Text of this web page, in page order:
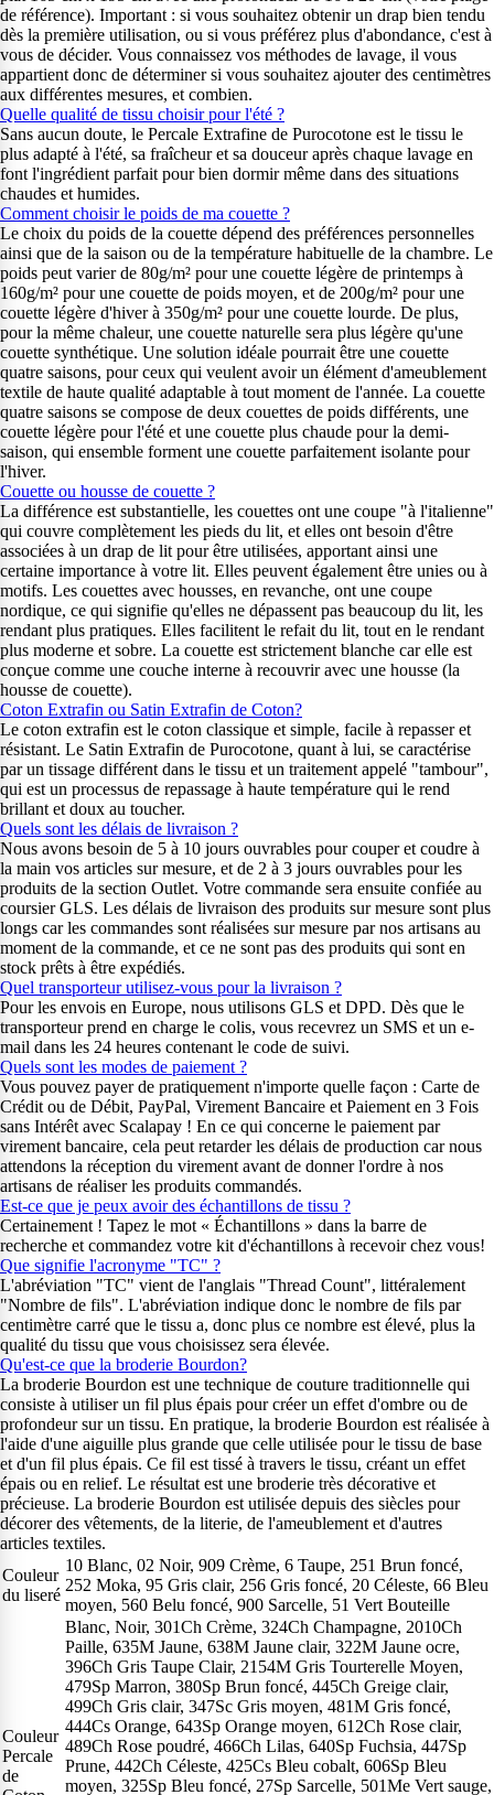
de référence). Important : si vous souhaitez obtenir un drap bien tendu
dès la première utilisation, ou si vous préférez plus d'abondance, c'est à
vous de décider. Vous connaissez vos méthodes de lavage, il vous
appartient donc de déterminer si vous souhaitez ajouter des centimètres
aux différentes mesures, et combien.
Quelle qualité de tissu choisir pour l'été ?
Sans aucun doute, le Percale Extrafine de Purocotone est le tissu le
plus adapté à l'été, sa fraîcheur et sa douceur après chaque lavage en
font l'ingrédient parfait pour bien dormir même dans des situations
chaudes et humides.
Comment choisir le poids de ma couette ?
Le choix du poids de la couette dépend des préférences personnelles
ainsi que de la saison ou de la température habituelle de la chambre. Le
poids peut varier de 80g/m² pour une couette légère de printemps à
160g/m² pour une couette de poids moyen, et de 200g/m² pour une
couette légère d'hiver à 350g/m² pour une couette lourde. De plus,
pour la même chaleur, une couette naturelle sera plus légère qu'une
couette synthétique. Une solution idéale pourrait être une couette
quatre saisons, pour ceux qui veulent avoir un élément d'ameublement
textile de haute qualité adaptable à tout moment de l'année. La couette
quatre saisons se compose de deux couettes de poids différents, une
couette légère pour l'été et une couette plus chaude pour la demi-
saison, qui ensemble forment une couette parfaitement isolante pour
l'hiver.
Couette ou housse de couette ?
La différence est substantielle, les couettes ont une coupe "à l'italienne"
qui couvre complètement les pieds du lit, et elles ont besoin d'être
associées à un drap de lit pour être utilisées, apportant ainsi une
certaine importance à votre lit. Elles peuvent également être unies ou à
motifs. Les couettes avec housses, en revanche, ont une coupe
nordique, ce qui signifie qu'elles ne dépassent pas beaucoup du lit, les
rendant plus pratiques. Elles facilitent le refait du lit, tout en le rendant
plus moderne et sobre. La couette est strictement blanche car elle est
conçue comme une couche interne à recouvrir avec une housse (la
housse de couette).
Coton Extrafin ou Satin Extrafin de Coton?
Le coton extrafin est le coton classique et simple, facile à repasser et
résistant. Le Satin Extrafin de Purocotone, quant à lui, se caractérise
par un tissage différent dans le tissu et un traitement appelé "tambour",
qui est un processus de repassage à haute température qui le rend
brillant et doux au toucher.
Quels sont les délais de livraison ?
Nous avons besoin de 5 à 10 jours ouvrables pour couper et coudre à
la main vos articles sur mesure, et de 2 à 3 jours ouvrables pour les
produits de la section Outlet. Votre commande sera ensuite confiée au
coursier GLS. Les délais de livraison des produits sur mesure sont plus
longs car les commandes sont réalisées sur mesure par nos artisans au
moment de la commande, et ce ne sont pas des produits qui sont en
stock prêts à être expédiés.
Quel transporteur utilisez-vous pour la livraison ?
Pour les envois en Europe, nous utilisons GLS et DPD. Dès que le
transporteur prend en charge le colis, vous recevrez un SMS et un e-
mail dans les 24 heures contenant le code de suivi.
Quels sont les modes de paiement ?
Vous pouvez payer de pratiquement n'importe quelle façon : Carte de
Crédit ou de Débit, PayPal, Virement Bancaire et Paiement en 3 Fois
sans Intérêt avec Scalapay ! En ce qui concerne le paiement par
virement bancaire, cela peut retarder les délais de production car nous
attendons la réception du virement avant de donner l'ordre à nos
artisans de réaliser les produits commandés.
Est-ce que je peux avoir des échantillons de tissu ?
Certainement ! Tapez le mot « Échantillons » dans la barre de
recherche et commandez votre kit d'échantillons à recevoir chez vous!
Que signifie l'acronyme "TC" ?
L'abréviation "TC" vient de l'anglais "Thread Count", littéralement
"Nombre de fils". L'abréviation indique donc le nombre de fils par
centimètre carré que le tissu a, donc plus ce nombre est élevé, plus la
qualité du tissu que vous choisissez sera élevée.
Qu'est-ce que la broderie Bourdon?
La broderie Bourdon est une technique de couture traditionnelle qui
consiste à utiliser un fil plus épais pour créer un effet d'ombre ou de
profondeur sur un tissu. En pratique, la broderie Bourdon est réalisée à
l'aide d'une aiguille plus grande que celle utilisée pour le tissu de base
et d'un fil plus épais. Ce fil est tissé à travers le tissu, créant un effet
épais ou en relief. Le résultat est une broderie très décorative et
précieuse. La broderie Bourdon est utilisée depuis des siècles pour
décorer des vêtements, de la literie, de l'ameublement et d'autres
articles textiles.
Couleur
du liseré
10 Blanc, 02 Noir, 909 Crème, 6 Taupe, 251 Brun foncé,
252 Moka, 95 Gris clair, 256 Gris foncé, 20 Céleste, 66 Bleu
moyen, 560 Belu foncé, 900 Sarcelle, 51 Vert Bouteille
Couleur
Percale
de
Blanc, Noir, 301Ch Crème, 324Ch Champagne, 2010Ch
Paille, 635M Jaune, 638M Jaune clair, 322M Jaune ocre,
396Ch Gris Taupe Clair, 2154M Gris Tourterelle Moyen,
479Sp Marron, 380Sp Brun foncé, 445Ch Greige clair,
499Ch Gris clair, 347Sc Gris moyen, 481M Gris foncé,
444Cs Orange, 643Sp Orange moyen, 612Ch Rose clair,
489Ch Rose poudré, 466Ch Lilas, 640Sp Fuchsia, 447Sp
Prune, 442Ch Céleste, 425Cs Bleu cobalt, 606Sp Bleu
moyen, 325Sp Bleu foncé, 27Sp Sarcelle, 501Me Vert sauge,